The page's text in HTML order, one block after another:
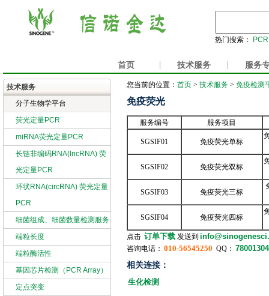
热门搜索： PCR
首页 技术服务 服务
技术服务
分子生物学平台
荧光定量PCR
miRNA荧光定量PCR
长链非编码RNA(lncRNA) 荧
光定量PCR
环状RNA(circRNA) 荧光定量
PCR
细菌组成、细菌数量检测服务
端粒长度
端粒酶活性
基因芯片检测（PCR Array）
定点突变
您当前的位置： 首页 > 技术服务 > 免疫检测
免疫荧光
服务编号 服务项目
SGSIF01 免疫荧光单标
SGSIF02 免疫荧光双标
SGSIF03 免疫荧光三标
SGSIF04 免疫荧光四标
点击 订单下载 发送到
咨询电话： 010-56545250 QQ： 78001304
相关连接：
生化检测